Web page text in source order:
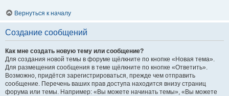
Вернуться к началу
Создание сообщений
Как мне создать новую тему или сообщение?
Для создания новой темы в форуме щёлкните по кнопке «Новая тема».
Для размещения сообщения в теме щёлкните по кнопке «Ответить».
Возможно, придётся зарегистрироваться, прежде чем отправить
сообщение. Перечень ваших прав доступа находится внизу страниц
форума или темы. Например: «Вы можете начинать темы», «Вы можете